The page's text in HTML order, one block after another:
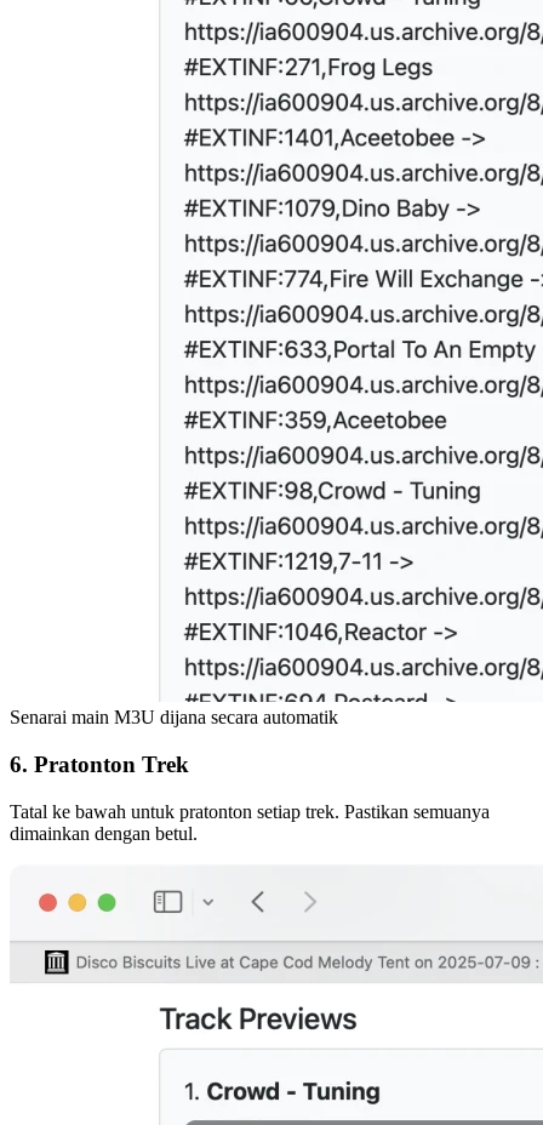
Senarai main M3U dijana secara automatik
6. Pratonton Trek
Tatal ke bawah untuk pratonton setiap trek. Pastikan semuanya
dimainkan dengan betul.